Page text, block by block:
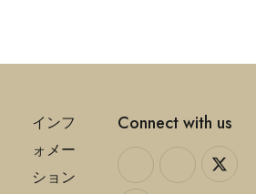
インフ
ォメー
ション
Connect with us